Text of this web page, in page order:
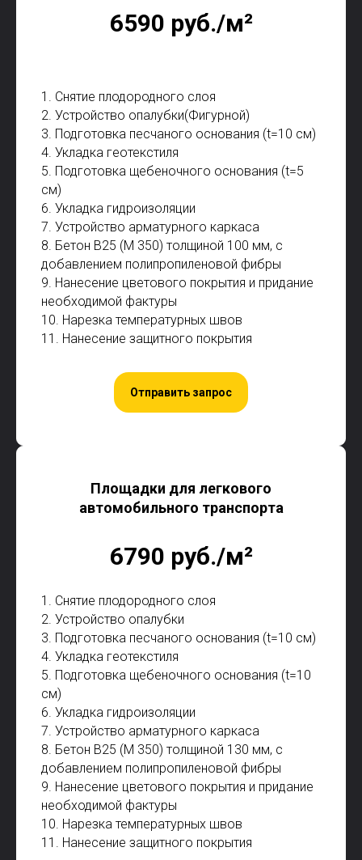
6590 руб./м²
1. Снятие плодородного слоя
2. Устройство опалубки(Фигурной)
3. Подготовка песчаного основания (t=10 см)
4. Укладка геотекстиля
5. Подготовка щебеночного основания (t=5
см)
6. Укладка гидроизоляции
7. Устройство арматурного каркаса
8. Бетон В25 (М 350) толщиной 100 мм, с
добавлением полипропиленовой фибры
9. Нанесение цветового покрытия и придание
необходимой фактуры
10. Нарезка температурных швов
11. Нанесение защитного покрытия
Отправить запрос
Площадки для легкового
автомобильного транспорта
6790 руб./м²
1. Снятие плодородного слоя
2. Устройство опалубки
3. Подготовка песчаного основания (t=10 см)
4. Укладка геотекстиля
5. Подготовка щебеночного основания (t=10
см)
6. Укладка гидроизоляции
7. Устройство арматурного каркаса
8. Бетон В25 (М 350) толщиной 130 мм, с
добавлением полипропиленовой фибры
9. Нанесение цветового покрытия и придание
необходимой фактуры
10. Нарезка температурных швов
11. Нанесение защитного покрытия